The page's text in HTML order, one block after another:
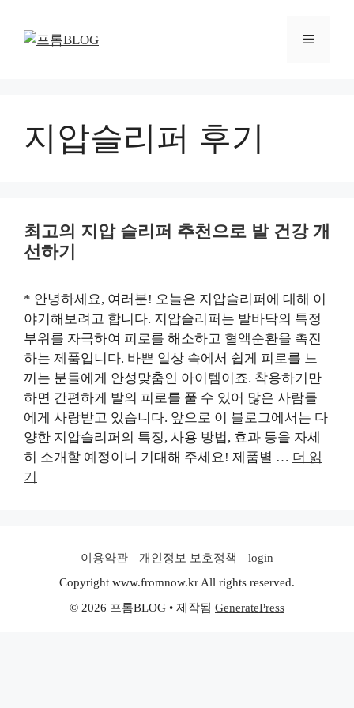
메
지압슬리퍼 후기
최고의 지압 슬리퍼 추천으로 발 건강 개
선하기
* 안녕하세요, 여러분! 오늘은 지압슬리퍼에 대해 이
야기해보려고 합니다. 지압슬리퍼는 발바닥의 특정
부위를 자극하여 피로를 해소하고 혈액순환을 촉진
하는 제품입니다. 바쁜 일상 속에서 쉽게 피로를 느
끼는 분들에게 안성맞춤인 아이템이죠. 착용하기만
하면 간편하게 발의 피로를 풀 수 있어 많은 사람들
에게 사랑받고 있습니다. 앞으로 이 블로그에서는 다
양한 지압슬리퍼의 특징, 사용 방법, 효과 등을 자세
히 소개할 예정이니 기대해 주세요! 제품별 … 더 읽
기
이용약관 개인정보 보호정책
login
Copyright www.fromnow.kr All rights reserved.
© 2026 프롬BLOG • 제작됨 GeneratePress